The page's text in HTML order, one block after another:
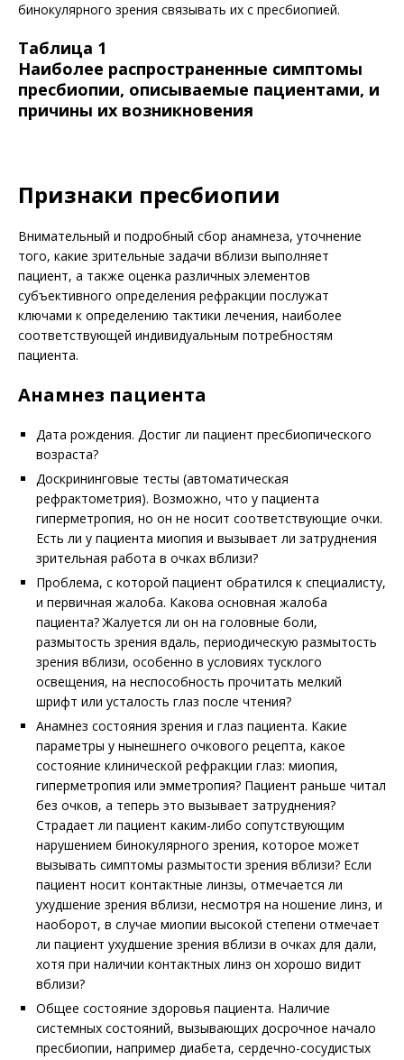
бинокулярного зрения связывать их с пресбиопией.
Таблица 1
Наиболее распространенные симптомы
пресбиопии, описываемые пациентами, и
причины их возникновения
Признаки пресбиопии
Внимательный и подробный сбор анамнеза, уточнение
того, какие зрительные задачи вблизи выполняет
пациент, а также оценка различных элементов
субъективного определения рефракции послужат
ключами к определению тактики лечения, наиболее
соответствующей индивидуальным потребностям
пациента.
Анамнез пациента
Дата рождения. Достиг ли пациент пресбиопического
возраста?
Доскрининговые тесты (автоматическая
рефрактометрия). Возможно, что у пациента
гиперметропия, но он не носит соответствующие очки.
Есть ли у пациента миопия и вызывает ли затруднения
зрительная работа в очках вблизи?
Проблема, с которой пациент обратился к специалисту,
и первичная жалоба. Какова основная жалоба
пациента? Жалуется ли он на головные боли,
размытость зрения вдаль, периодическую размытость
зрения вблизи, особенно в условиях тусклого
освещения, на неспособность прочитать мелкий
шрифт или усталость глаз после чтения?
Анамнез состояния зрения и глаз пациента. Какие
параметры у нынешнего очкового рецепта, какое
состояние клинической рефракции глаз: миопия,
гиперметропия или эмметропия? Пациент раньше читал
без очков, а теперь это вызывает затруднения?
Страдает ли пациент каким-либо сопутствующим
нарушением бинокулярного зрения, которое может
вызывать симптомы размытости зрения вблизи? Если
пациент носит контактные линзы, отмечается ли
ухудшение зрения вблизи, несмотря на ношение линз, и
наоборот, в случае миопии высокой степени отмечает
ли пациент ухудшение зрения вблизи в очках для дали,
хотя при наличии контактных линз он хорошо видит
вблизи?
Общее состояние здоровья пациента. Наличие
системных состояний, вызывающих досрочное начало
пресбиопии, например диабета, сердечно-сосудистых